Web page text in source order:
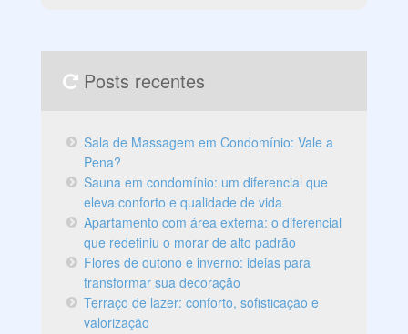
Posts recentes
Sala de Massagem em Condomínio: Vale a
Pena?
Sauna em condomínio: um diferencial que
eleva conforto e qualidade de vida
Apartamento com área externa: o diferencial
que redefiniu o morar de alto padrão
Flores de outono e inverno: ideias para
transformar sua decoração
Terraço de lazer: conforto, sofisticação e
valorização